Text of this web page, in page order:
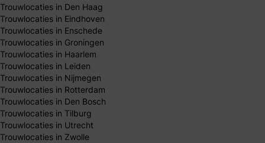
Trouwlocaties in Den Haag
Trouwlocaties in Eindhoven
Trouwlocaties in Enschede
Trouwlocaties in Groningen
Trouwlocaties in Haarlem
Trouwlocaties in Leiden
Trouwlocaties in Nijmegen
Trouwlocaties in Rotterdam
Trouwlocaties in Den Bosch
Trouwlocaties in Tilburg
Trouwlocaties in Utrecht
Trouwlocaties in Zwolle